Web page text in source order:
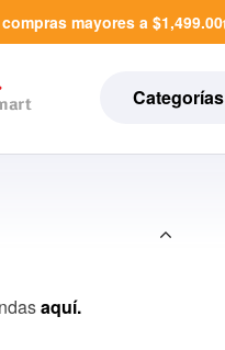
mayores a $1,499.00
Categorías
aquí.